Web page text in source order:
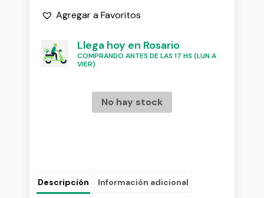
Agregar a Favoritos
Llega hoy en Rosario
COMPRANDO ANTES DE LAS 17 HS (LUN A
VIER)
No hay stock
Descripción Información adicional